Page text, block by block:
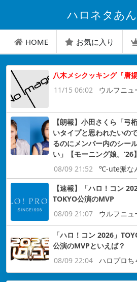
ハロネタあ
HOME お気に入り
八木メシクッキング『唐
11/15 06:02
ウルフニュ
【朗報】小田さくら「弓
いタイプと思われたいの
るのにメンバー内のシー
い」【モーニング娘。’26】
08/09 21:52
℃-ute派な
【速報】「ハロ！コン
TOKYO公演のMVP
08/09 21:07
ウルフニュ
「ハロ！コン 2026」
公演のMVPといえば？
08/09 22:04
ハロプロち